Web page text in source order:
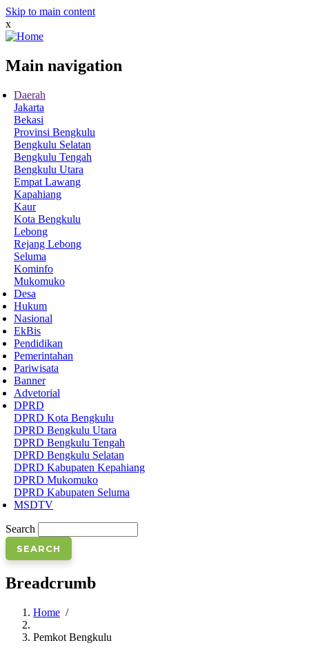
Skip to main content
x
Main navigation
Daerah
Jakarta
Bekasi
Provinsi Bengkulu
Bengkulu Selatan
Bengkulu Tengah
Bengkulu Utara
Empat Lawang
Kapahiang
Kaur
Kota Bengkulu
Lebong
Rejang Lebong
Seluma
Kominfo
Mukomuko
Desa
Hukum
Nasional
EkBis
Pendidikan
Pemerintahan
Pariwisata
Banner
Advetorial
DPRD
DPRD Kota Bengkulu
DPRD Bengkulu Utara
DPRD Bengkulu Tengah
DPRD Bengkulu Selatan
DPRD Kabupaten Kepahiang
DPRD Mukomuko
DPRD Kabupaten Seluma
MSDTV
Search
Breadcrumb
Home /
Pemkot Bengkulu